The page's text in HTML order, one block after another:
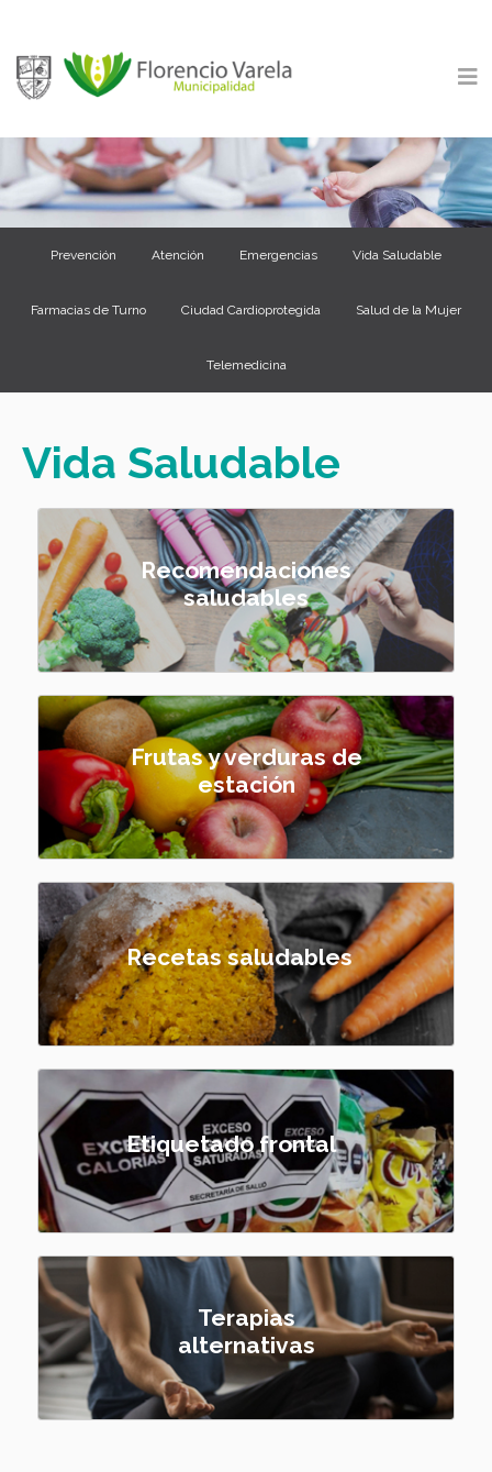
Prevención Atención Emergencias Vida Saludable
Farmacias de Turno Ciudad Cardioprotegida Salud de la Mujer
Telemedicina
Vida Saludable
Recomendaciones
saludables
Frutas y verduras de
estación
Recetas saludables
Etiquetado frontal
Terapias
alternativas